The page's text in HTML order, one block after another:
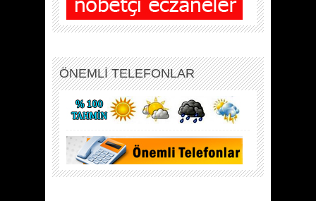
ÖNEMLİ TELEFONLAR